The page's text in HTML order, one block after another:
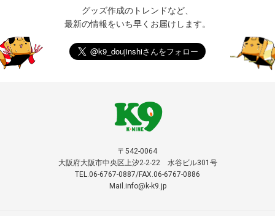
グッズ作成のトレンドなど、
最新の情報をいち早くお届けします。
〒542-0064
大阪府大阪市中央区上汐2-2-22 水谷ビル301号
TEL.06-6767-0887/FAX.06-6767-0886
Mail.info@k-k9.jp